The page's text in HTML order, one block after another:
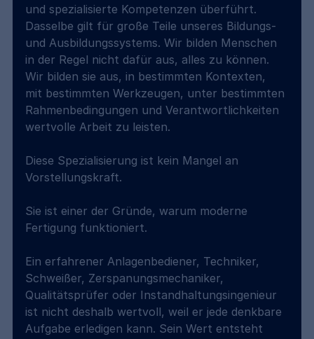
und spezialisierte Kompetenzen überführt.
Dasselbe gilt für große Teile unseres Bildungs-
und Ausbildungssystems. Wir bilden Menschen
in der Regel nicht dafür aus, alles zu können.
Wir bilden sie aus, in bestimmten Kontexten,
mit bestimmten Werkzeugen, unter bestimmten
Rahmenbedingungen und Verantwortlichkeiten
wertvolle Arbeit zu leisten.
Diese Spezialisierung ist kein Mangel an
Vorstellungskraft.
Sie ist einer der Gründe, warum moderne
Fertigung funktioniert.
Ein erfahrener Anlagenbediener, Techniker,
Schweißer, Zerspanungsmechaniker,
Qualitätsprüfer oder Instandhaltungsingenieur
ist nicht deshalb wertvoll, weil er jede denkbare
Aufgabe erledigen kann. Sein Wert entsteht